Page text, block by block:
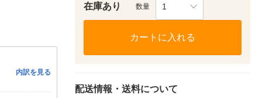
内訳を見る
在庫あり 数量 1
カートに入れる
配送情報・送料について